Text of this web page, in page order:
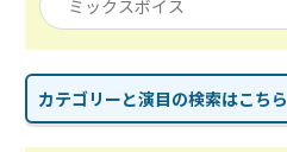
カテゴリーと演目の検索はこちら